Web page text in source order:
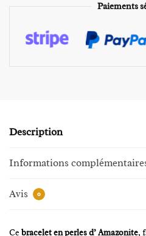
Paiements
Description
Informations
Avis 0
Ce bracelet en perles d’ Amazonite,